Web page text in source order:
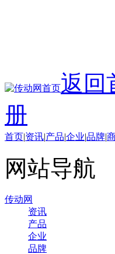
返回
册
首页|资讯|产品|企业|品牌|
网站导航
传动网
资讯
产品
企业
品牌